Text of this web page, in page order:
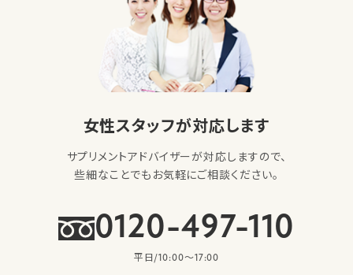
女性スタッフが対応します
サプリメントアドバイザーが対応しますので、
些細なことでもお気軽にご相談ください。
0120-497-110
平日/10:00〜17:00